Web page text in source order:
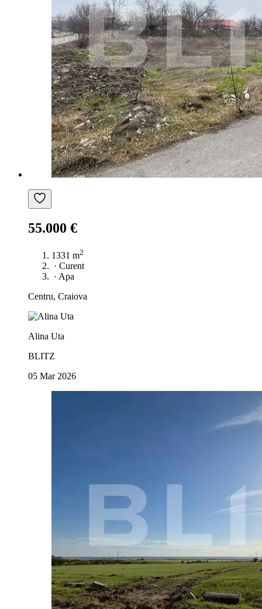
55.000 €
1331 m2
· Curent
· Apa
Centru, Craiova
Alina Uta
BLITZ
05 Mar 2026